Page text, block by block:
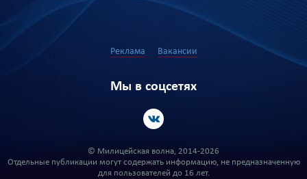
Реклама Вакансии
Мы в соцсетях
© Милицейская волна, 2014-2026
Отдельные публикации могут содержать информацию, не предназначенную
для пользователей до 16 лет.